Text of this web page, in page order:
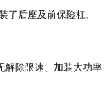
了后座及前保险杠、
除限速、加装大功率